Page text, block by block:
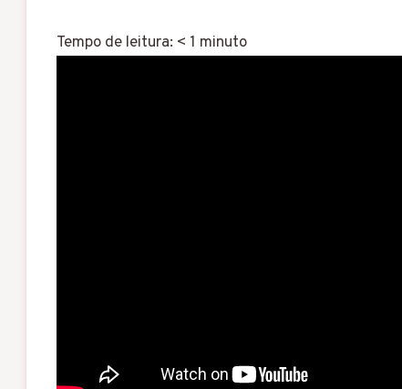
Tempo de leitura: < 1 minuto